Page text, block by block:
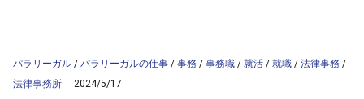
パラリーガル / パラリーガルの仕事 / 事務 / 事務職 / 就活 / 就職 / 法律事務 /
法律事務所
2024/5/17